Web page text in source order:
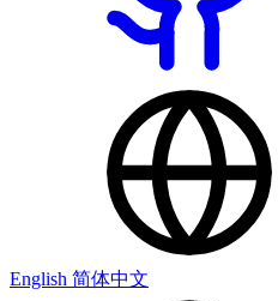
English 简体中文